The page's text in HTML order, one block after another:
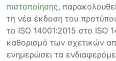
πιστοποίησης,
τη νέα έκδοση του
το ISO 14001:2015 στο ISO
καθορισμό των σχετικών
ενημερώσει τα